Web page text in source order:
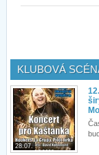
KLUBOVÁ
28.07.